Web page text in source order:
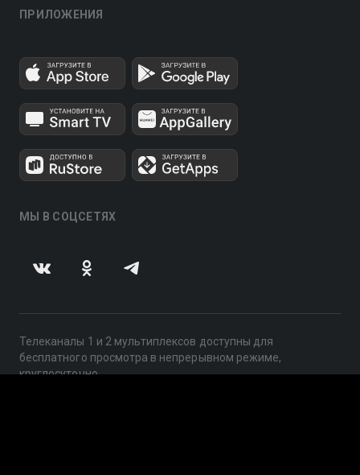
ПРИЛОЖЕНИЯ
МЫ В СОЦСЕТЯХ
Телеканалы 1 и 2 мультиплексов доступны для
бесплатного просмотра в непрерывном режиме,
круглосуточно.